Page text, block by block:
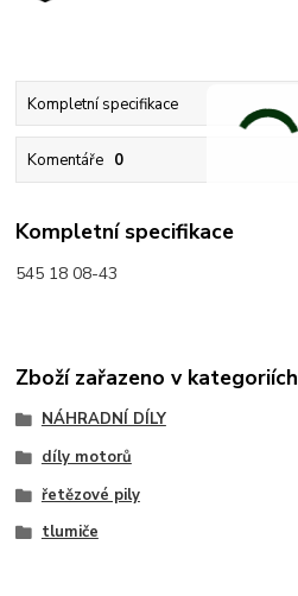
Kompletní specifikace
Komentáře 0
Kompletní specifikace
545 18 08-43
Zboží zařazeno v kategoriích
NÁHRADNÍ DÍLY
díly motorů
řetězové pily
tlumiče